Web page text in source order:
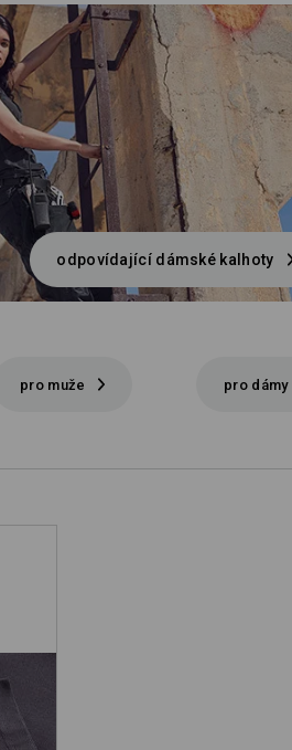
odpovídající dámské kalhoty
pro muže pro dámy